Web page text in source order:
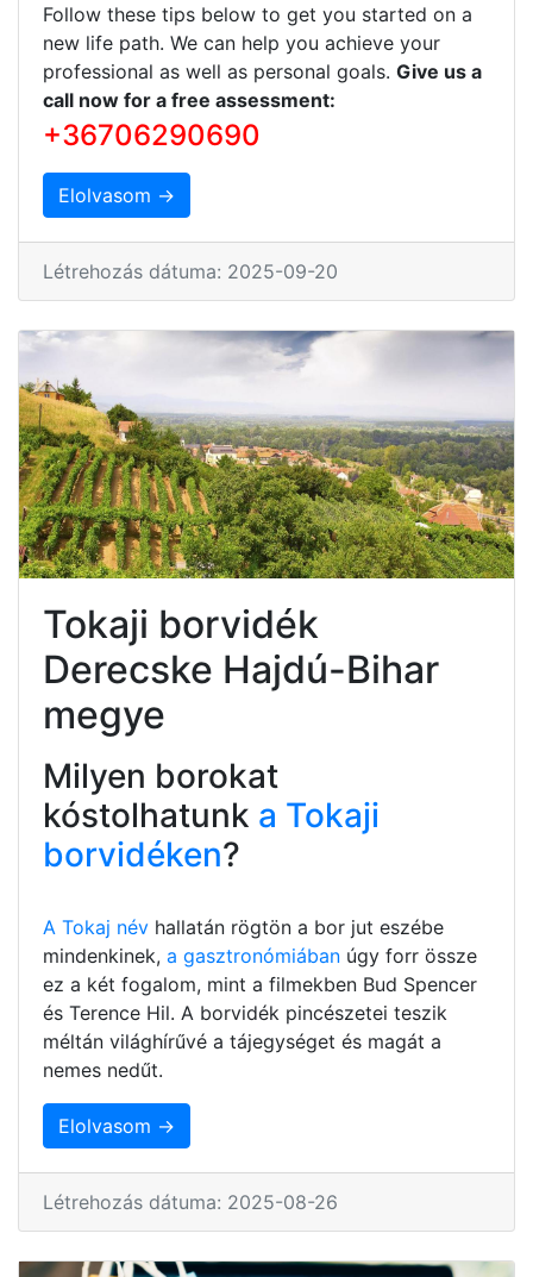
Follow these tips below to get you started on a
new life path. We can help you achieve your
professional as well as personal goals. Give us a
call now for a free assessment:
+36706290690
Elolvasom →
Létrehozás dátuma: 2025-09-20
Tokaji borvidék
Derecske Hajdú-Bihar
megye
Milyen borokat
kóstolhatunk a Tokaji
borvidéken?
A Tokaj név hallatán rögtön a bor jut eszébe
mindenkinek, a gasztronómiában úgy forr össze
ez a két fogalom, mint a filmekben Bud Spencer
és Terence Hil. A borvidék pincészetei teszik
méltán világhírűvé a tájegységet és magát a
nemes nedűt.
Elolvasom →
Létrehozás dátuma: 2025-08-26